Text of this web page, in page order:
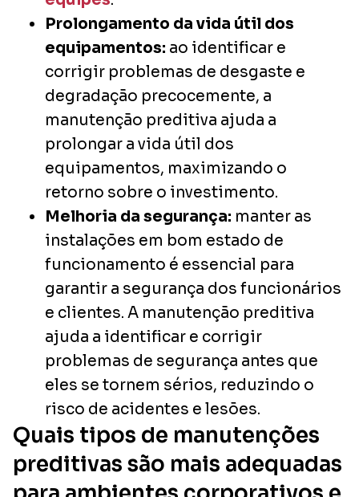
Prolongamento da vida útil dos
equipamentos: ao identificar e
corrigir problemas de desgaste e
degradação precocemente, a
manutenção preditiva ajuda a
prolongar a vida útil dos
equipamentos, maximizando o
retorno sobre o investimento.
Melhoria da segurança: manter as
instalações em bom estado de
funcionamento é essencial para
garantir a segurança dos funcionários
e clientes. A manutenção preditiva
ajuda a identificar e corrigir
problemas de segurança antes que
eles se tornem sérios, reduzindo o
risco de acidentes e lesões.
Quais tipos de manutenções
preditivas são mais adequadas